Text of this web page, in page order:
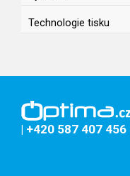
Technologie tisku
| +420 587 407 456